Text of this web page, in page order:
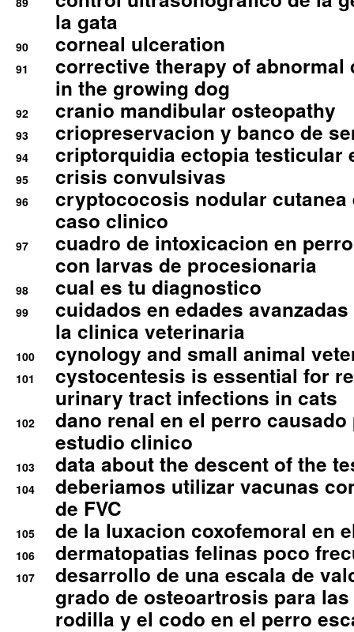
la gata
90 corneal ulceration
91
corrective therapy of abnormal
in the growing dog
92 cranio mandibular osteopathy
93 criopreservacion y banco de
94 criptorquidia ectopia testicular
95 crisis convulsivas
96
cryptococosis nodular cutanea
caso clinico
97
cuadro de intoxicacion en
con larvas de procesionaria
98 cual es tu diagnostico
99
cuidados en edades
la clinica veterinaria
100 cynology and small animal
101
cystocentesis is essential for
urinary tract infections in cats
102
dano renal en el perro
estudio clinico
103 data about the descent of the
104
deberiamos utilizar vacunas
de FVC
105 de la luxacion coxofemoral en
106 dermatopatias felinas poco
107
desarrollo de una escala de
grado de osteoartrosis para
rodilla y el codo en el perro